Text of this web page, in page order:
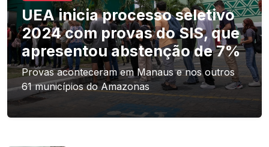
UEA inicia processo seletivo
2024 com provas do SIS, que
apresentou abstenção de 7%
Provas aconteceram em Manaus e nos outros
61 municípios do Amazonas